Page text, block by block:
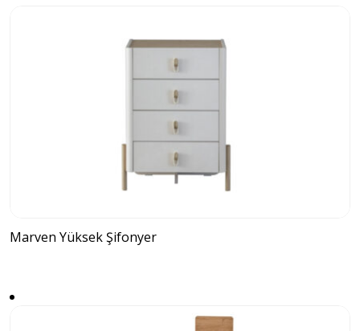
Marven Yüksek Şifonyer